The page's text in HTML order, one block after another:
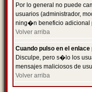
Por lo general no puede
usuarios (administrador,
ning�n beneficio adicional
Volver arriba
Cuando pulso en el
Disculpe, pero s�lo los
mensajes maliciosos de
Volver arriba